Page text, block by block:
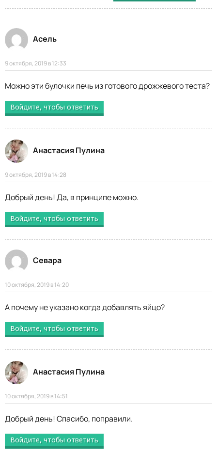
Асель
9 октября, 2019 в 12:33
Можно эти булочки печь из готового дрожжевого теста?
Войдите, чтобы ответить
Анастасия Пулина
9 октября, 2019 в 14:28
Добрый день! Да, в принципе можно.
Войдите, чтобы ответить
Севара
10 октября, 2019 в 14:20
А почему не указано когда добавлять яйцо?
Войдите, чтобы ответить
Анастасия Пулина
10 октября, 2019 в 14:51
Добрый день! Спасибо, поправили.
Войдите, чтобы ответить